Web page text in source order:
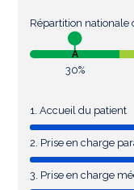
Répartition nationale
A
30%
1. Accueil du patient
2. Prise en charge
3. Prise en charge